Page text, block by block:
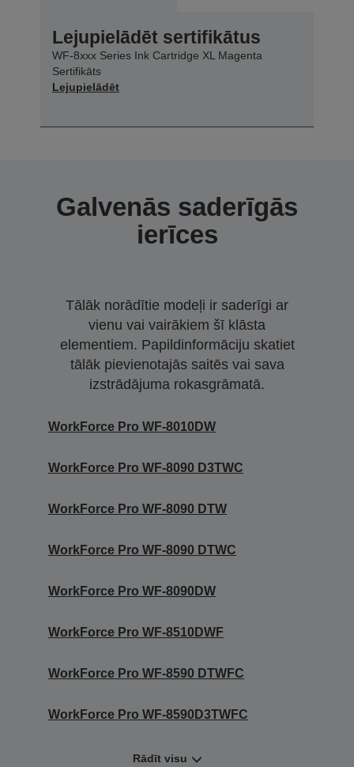
Lejupielādēt sertifikātus
WF-8xxx Series Ink Cartridge XL Magenta
Sertifikāts
Lejupielādēt
Galvenās saderīgās
ierīces
Tālāk norādītie modeļi ir saderīgi ar
vienu vai vairākiem šī klāsta
elementiem. Papildinformāciju skatiet
tālāk pievienotajās saitēs vai sava
izstrādājuma rokasgrāmatā.
WorkForce Pro WF-8010DW
WorkForce Pro WF-8090 D3TWC
WorkForce Pro WF-8090 DTW
WorkForce Pro WF-8090 DTWC
WorkForce Pro WF-8090DW
WorkForce Pro WF-8510DWF
WorkForce Pro WF-8590 DTWFC
WorkForce Pro WF-8590D3TWFC
Rādīt visu